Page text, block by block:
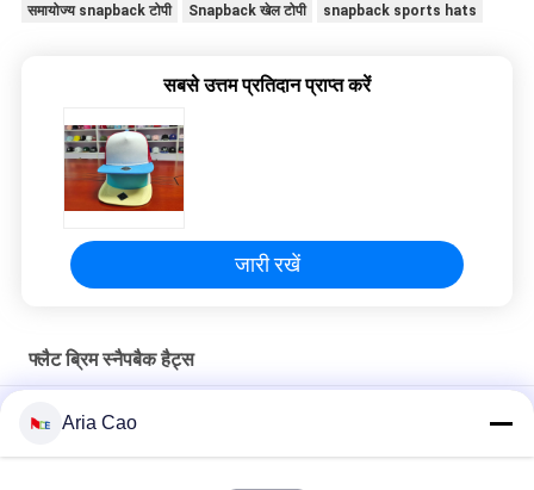
समायोज्य snapback टोपी Snapback खेल टोपी snapback sports hats
सबसे उत्तम प्रतिदान प्राप्त करें
जारी रखें
फ्लैट ब्रिम स्नैपबैक हैट्स
ओडीएम 100% कपास फैशन फ्लैट ब्रिम बेसबॉल हैट कोरियाई हिप हॉप कैप
पुरुषों के लिए कॉटन फ्लैट बिल गोर्रास 3 डी कशीदाकारी स्नैपबैक सलाम
Aria Cao